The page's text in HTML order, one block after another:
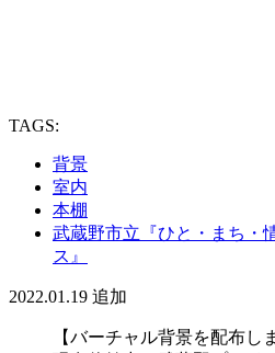
TAGS:
背景
室内
本棚
武蔵野市立『ひと・まち
ス』
2022.01.19 追加
【バーチャル背景を配布し